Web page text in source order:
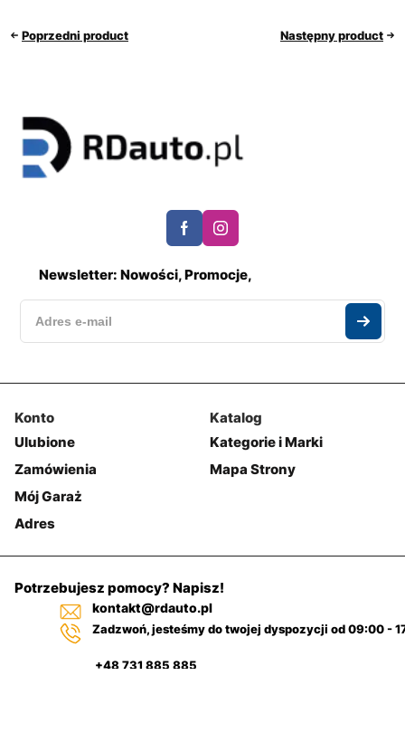
Poprzedni product Następny product
Newsletter: Nowości, Promocje,
Konto
Ulubione
Zamówienia
Mój Garaż
Adres
Katalog
Kategorie i Marki
Mapa Strony
Potrzebujesz pomocy? Napisz!
kontakt@rdauto.pl
Zadzwoń, jesteśmy do twojej dyspozycji od 09:00 -
+48 731 885 885